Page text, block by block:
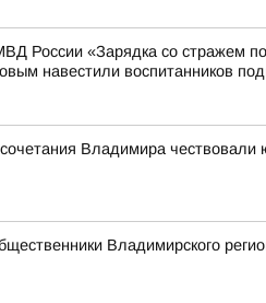
России «Зарядка со стражем
навестили воспитанников
Владимира
Владимирского